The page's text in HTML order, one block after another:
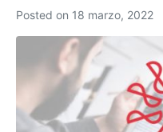
Posted on 18 marzo, 2022